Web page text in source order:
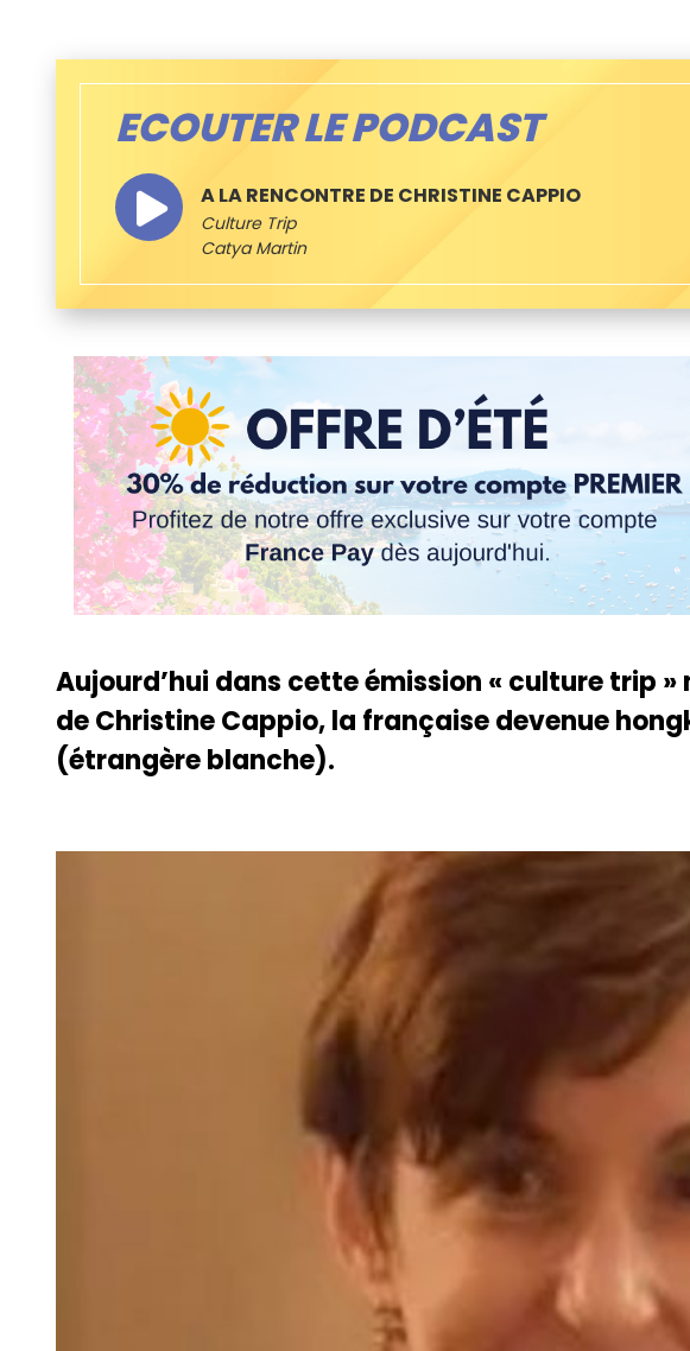
ECOUTER LE PODCAST
A LA RENCONTRE DE CHRISTINE CAPPIO
Culture Trip
Catya Martin
Aujourd’hui dans cette émission « culture trip
de Christine Cappio, la française devenue
(étrangère blanche).